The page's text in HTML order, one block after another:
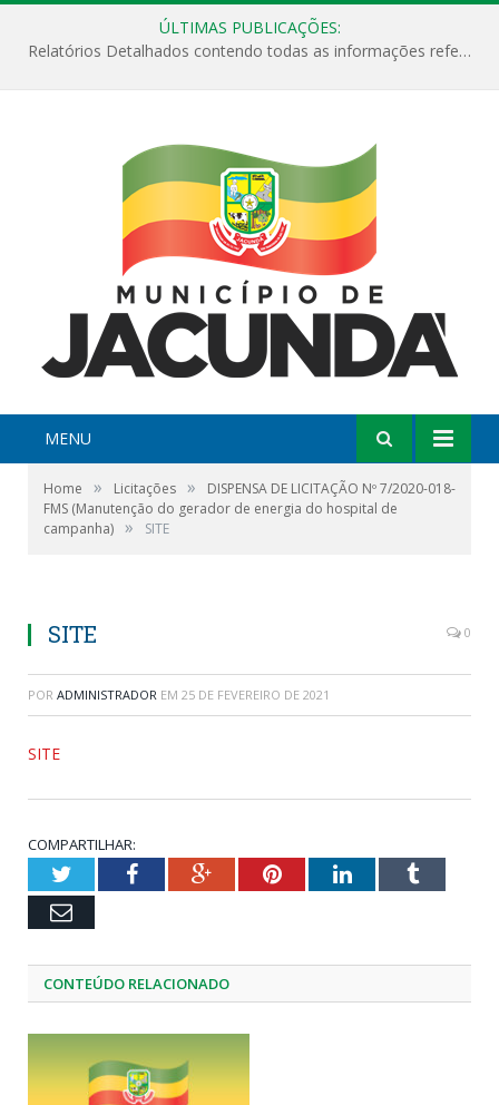
ÚLTIMAS PUBLICAÇÕES:
Relatórios Detalhados contendo todas as informações referentes a execução de recursos destinados ao fomento de projetos culturais no Município de Jacundá entre os anos de 2022 ao presente ano de 2026.
MENU
Home » Licitações »
DISPENSA DE LICITAÇÃO Nº 7/2020-018-
FMS (Manutenção do gerador de energia do hospital de
campanha) » SITE
SITE 0
POR ADMINISTRADOR EM 25 DE FEVEREIRO DE 2021
SITE
COMPARTILHAR:
TwitterFacebookGoogle+PinterestLinkedInTumblr
Email
CONTEÚDO RELACIONADO